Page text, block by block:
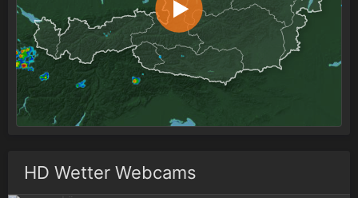
HD Wetter Webcams